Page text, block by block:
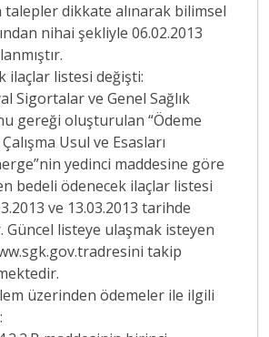
talepler dikkate alınarak bilimsel
nihai şekliyle 06.02.2013
ilaçlar listesi değişti:
Sigortalar ve Genel Sağlık
gereği oluşturulan “Ödeme
Usul ve Esasları
yedinci maddesine göre
bedeli ödenecek ilaçlar listesi
ve 13.03.2013 tarihde
listeye ulaşmak isteyen
takip
üzerinden ödemeler ile ilgili